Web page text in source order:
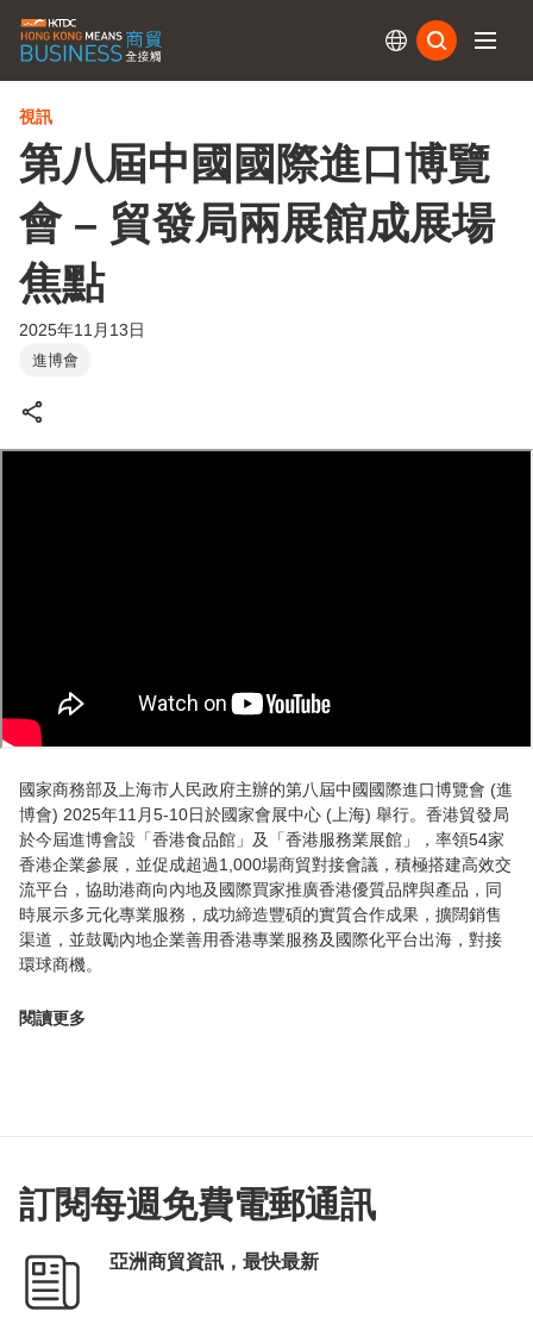
視訊
第八屆中國國際進口博覽
會 – 貿發局兩展館成展場
焦點
2025年11月13日
進博會
國家商務部及上海市人民政府主辦的第八屆中國國際進口博覽會 (進
博會) 2025年11月5-10日於國家會展中心 (上海) 舉行。香港貿發局
於今屆進博會設「香港食品館」及「香港服務業展館」，率領54家
香港企業參展，並促成超過1,000場商貿對接會議，積極搭建高效交
流平台，協助港商向內地及國際買家推廣香港優質品牌與產品，同
時展示多元化專業服務，成功締造豐碩的實質合作成果，擴闊銷售
渠道，並鼓勵內地企業善用香港專業服務及國際化平台出海，對接
環球商機。
閱讀更多
訂閱每週免費電郵通訊
亞洲商貿資訊，最快最新